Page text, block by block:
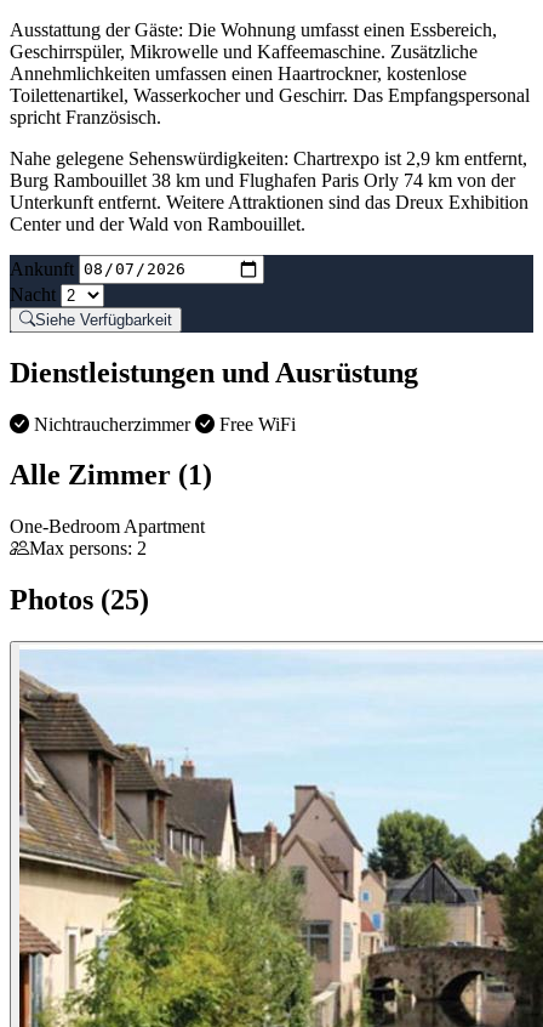
Ausstattung der Gäste: Die Wohnung umfasst einen Essbereich,
Geschirrspüler, Mikrowelle und Kaffeemaschine. Zusätzliche
Annehmlichkeiten umfassen einen Haartrockner, kostenlose
Toilettenartikel, Wasserkocher und Geschirr. Das Empfangspersonal
spricht Französisch.
Nahe gelegene Sehenswürdigkeiten: Chartrexpo ist 2,9 km entfernt,
Burg Rambouillet 38 km und Flughafen Paris Orly 74 km von der
Unterkunft entfernt. Weitere Attraktionen sind das Dreux Exhibition
Center und der Wald von Rambouillet.
Ankunft
Nacht
Siehe Verfügbarkeit
Dienstleistungen und Ausrüstung
Nichtraucherzimmer Free WiFi
Alle Zimmer (1)
One-Bedroom Apartment
Max persons: 2
Photos (25)